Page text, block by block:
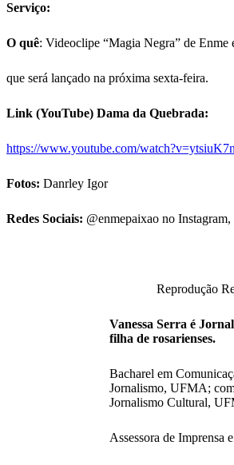
Serviço:
O quê: Videoclipe “Magia Negra” de Enme
que será lançado na próxima sexta-feira.
Link (YouTube) Dama da Quebrada:
https://www.youtube.com/watch?
Fotos: Danrley Igor
Redes Sociais: @enmepaixao no
Reprodução
Vanessa Serra é
filha de rosarienses.
Bacharel em
Jornalismo, UFMA;
Jornalismo Cultural,
Assessora de Imprensa